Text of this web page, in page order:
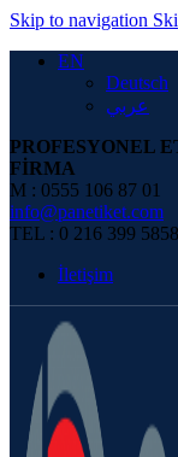
Skip to navigation
EN
Deutsch
عربي
PROFESYONEL
FİRMA
M : 0555 106 87 01
info@panetiket.com
TEL : 0 216 399 5858
İletişim